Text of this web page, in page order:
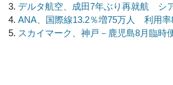
デルタ航空、成田7年ぶり再就航 シ
ANA、国際線13.2％増75万人 利用率
スカイマーク、神戸－鹿児島8月臨